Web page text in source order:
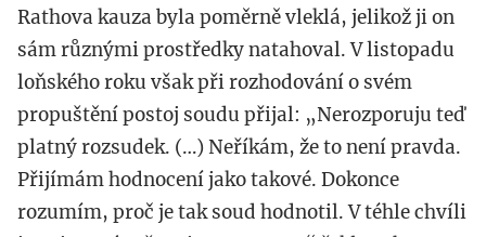
Rathova kauza byla poměrně vleklá, jelikož ji on
sám různými prostředky natahoval. V listopadu
loňského roku však při rozhodování o svém
propuštění postoj soudu přijal: „Nerozporuju teď
platný rozsudek. (…) Neříkám, že to není pravda.
Přijímám hodnocení jako takové. Dokonce
rozumím, proč je tak soud hodnotil. V téhle chvíli